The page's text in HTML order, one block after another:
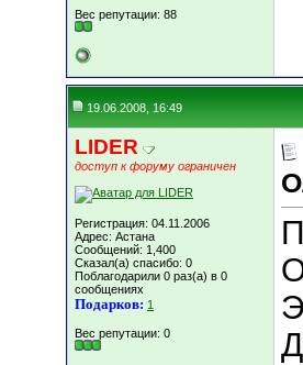
Вес репутации: 88
19.06.2008, 16:49
LIDER
доступ к форуму ограничен
Регистрация: 04.11.2006
Адрес: Астана
Сообщений: 1,400
Сказал(а) спасибо: 0
Поблагодарили 0 раз(а) в 0
сообщениях
Подарков: 1
Вес репутации: 0